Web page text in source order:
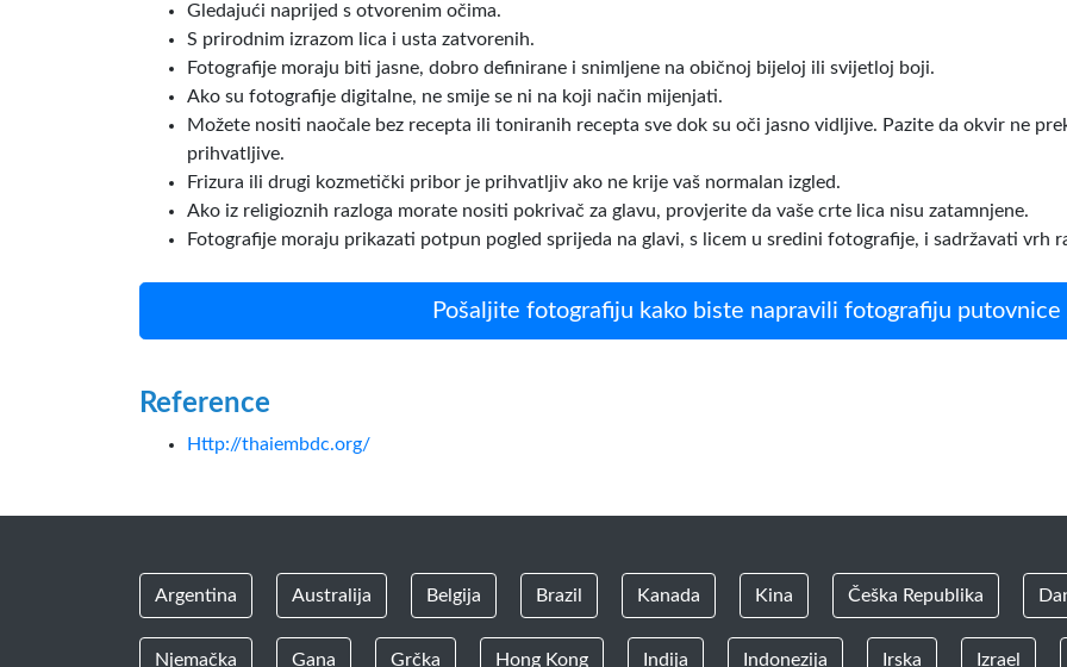
Gledajući naprijed s otvorenim očima.
S prirodnim izrazom lica i usta zatvorenih.
Fotografije moraju biti jasne, dobro definirane i snimljene na običnoj bijeloj ili svijetloj boji.
Ako su fotografije digitalne, ne smije se ni na koji način mijenjati.
Možete nositi naočale bez recepta ili toniranih recepta sve dok su oči jasno vidljive. Pazite da okvir ne
prihvatljive.
Frizura ili drugi kozmetički pribor je prihvatljiv ako ne krije vaš normalan izgled.
Ako iz religioznih razloga morate nositi pokrivač za glavu, provjerite da vaše crte lica nisu zatamnjene.
Fotografije moraju prikazati potpun pogled sprijeda na glavi, s licem u sredini fotografije, i sadržavati vrh
Pošaljite fotografiju kako biste napravili fotografiju putovnice
Reference
Http://thaiembdc.org/
Argentina Australija Belgija Brazil Kanada Kina Češka Republika
Njemačka Gana Grčka Hong Kong Indija Indonezija Irska Izrael